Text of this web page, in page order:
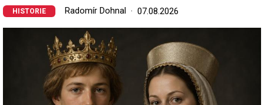
HISTORIE Radomír Dohnal 07.08.2026